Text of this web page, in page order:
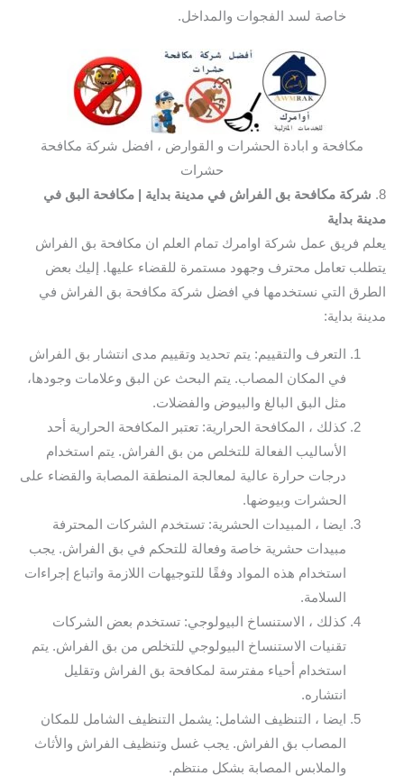
خاصة لسد الفجوات والمداخل.
مكافحة و ابادة الحشرات و القوارض ، افضل شركة مكافحة
حشرات
8. شركة مكافحة بق الفراش في مدينة بداية
| مكافحة البق في
مدينة بداية
يعلم فريق عمل شركة اوامرك تمام العلم ان مكافحة بق الفراش
يتطلب تعامل محترف وجهود مستمرة للقضاء عليها. إليك بعض
الطرق التي نستخدمها في افضل شركة مكافحة بق الفراش في
مدينة بداية:
التعرف والتقييم: يتم تحديد وتقييم مدى انتشار بق الفراش
في المكان المصاب. يتم البحث عن البق وعلامات وجودها،
مثل البق البالغ والبيوض والفضلات.
كذلك ، المكافحة الحرارية: تعتبر المكافحة الحرارية أحد
الأساليب الفعالة للتخلص من بق الفراش. يتم استخدام
درجات حرارة عالية لمعالجة المنطقة المصابة والقضاء على
الحشرات وبيوضها.
ايضا ، المبيدات الحشرية: تستخدم الشركات المحترفة
مبيدات حشرية خاصة وفعالة للتحكم في بق الفراش. يجب
استخدام هذه المواد وفقًا للتوجيهات اللازمة واتباع إجراءات
السلامة.
كذلك ، الاستنساخ البيولوجي: تستخدم بعض الشركات
تقنيات الاستنساخ البيولوجي للتخلص من بق الفراش. يتم
استخدام أحياء مفترسة لمكافحة بق الفراش وتقليل
انتشاره.
ايضا ، التنظيف الشامل: يشمل التنظيف الشامل للمكان
المصاب بق الفراش. يجب غسل وتنظيف الفراش والأثاث
والملابس المصابة بشكل منتظم.